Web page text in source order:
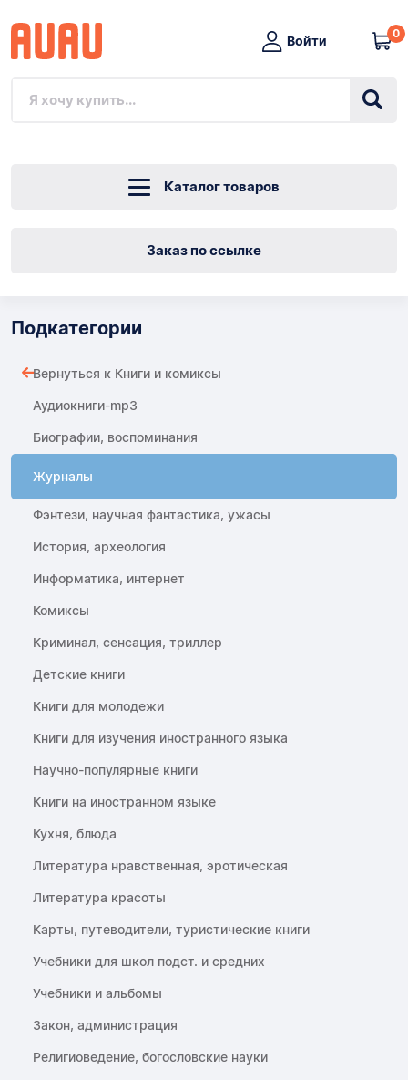
Войти
0
Каталог товаров
Заказ по ссылке
Подкатегории
Вернуться к Книги и комиксы
Аудиокниги-mp3
Биографии, воспоминания
Журналы
Фэнтези, научная фантастика, ужасы
История, археология
Информатика, интернет
Комиксы
Криминал, сенсация, триллер
Детские книги
Книги для молодежи
Книги для изучения иностранного языка
Научно-популярные книги
Книги на иностранном языке
Кухня, блюда
Литература нравственная, эротическая
Литература красоты
Карты, путеводители, туристические книги
Учебники для школ подст. и средних
Учебники и альбомы
Закон, администрация
Религиоведение, богословские науки